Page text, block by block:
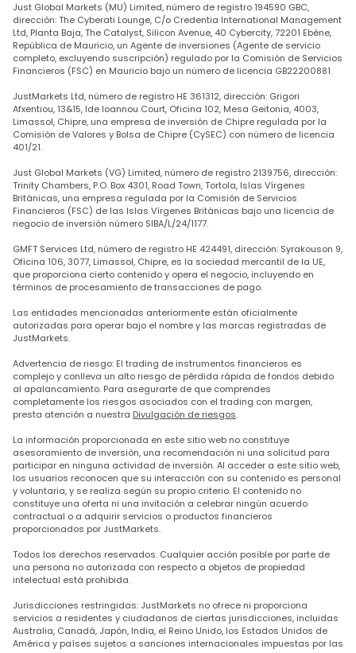
Just Global Markets (MU) Limited, número de registro 194590 GBC,
dirección: The Cyberati Lounge, C/o Credentia International Management
Ltd, Planta Baja, The Catalyst, Silicon Avenue, 40 Cybercity, 72201 Ebène,
República de Mauricio, un Agente de inversiones (Agente de servicio
completo, excluyendo suscripción) regulado por la Comisión de Servicios
Financieros (FSC) en Mauricio bajo un número de licencia GB22200881.
JustMarkets Ltd, número de registro HE 361312, dirección: Grigori
Afxentiou, 13&15, Ide Ioannou Court, Oficina 102, Mesa Geitonia, 4003,
Limassol, Chipre, una empresa de inversión de Chipre regulada por la
Comisión de Valores y Bolsa de Chipre (CySEC) con número de licencia
401/21.
Just Global Markets (VG) Limited, número de registro 2139756, dirección:
Trinity Chambers, P.O. Box 4301, Road Town, Tortola, Islas Vírgenes
Británicas, una empresa regulada por la Comisión de Servicios
Financieros (FSC) de las Islas Vírgenes Británicas bajo una licencia de
negocio de inversión número SIBA/L/24/1177.
GMFT Services Ltd, número de registro HE 424491, dirección: Syrakouson 9,
Oficina 106, 3077, Limassol, Chipre, es la sociedad mercantil de la UE,
que proporciona cierto contenido y opera el negocio, incluyendo en
términos de procesamiento de transacciones de pago.
Las entidades mencionadas anteriormente están oficialmente
autorizadas para operar bajo el nombre y las marcas registradas de
JustMarkets.
Advertencia de riesgo: El trading de instrumentos financieros es
complejo y conlleva un alto riesgo de pérdida rápida de fondos debido
al apalancamiento. Para asegurarte de que comprendes
completamente los riesgos asociados con el trading con margen,
presta atención a nuestra Divulgación de riesgos.
La información proporcionada en este sitio web no constituye
asesoramiento de inversión, una recomendación ni una solicitud para
participar en ninguna actividad de inversión. Al acceder a este sitio web,
los usuarios reconocen que su interacción con su contenido es personal
y voluntaria, y se realiza según su propio criterio. El contenido no
constituye una oferta ni una invitación a celebrar ningún acuerdo
contractual o a adquirir servicios o productos financieros
proporcionados por JustMarkets.
Todos los derechos reservados. Cualquier acción posible por parte de
una persona no autorizada con respecto a objetos de propiedad
intelectual está prohibida.
Jurisdicciones restringidas: JustMarkets no ofrece ni proporciona
servicios a residentes y ciudadanos de ciertas jurisdicciones, incluidas
Australia, Canadá, Japón, India, el Reino Unido, los Estados Unidos de
América y países sujetos a sanciones internacionales impuestas por las